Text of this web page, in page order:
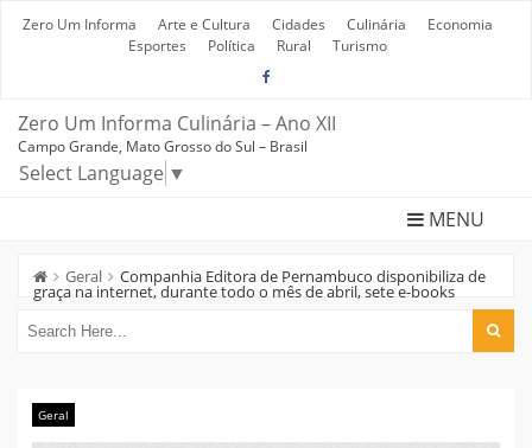
Zero Um Informa Arte e Cultura Cidades Culinária
Economia
Esportes
Política Rural Turismo
Zero Um Informa Culinária – Ano XII
Campo Grande, Mato Grosso do Sul – Brasil
Select Language ▼
MENU
Geral Companhia Editora de Pernambuco disponibiliza de
graça na internet, durante todo o mês de abril, sete e-books
Geral